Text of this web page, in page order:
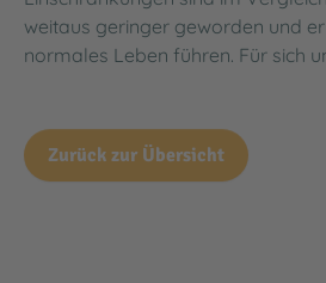
weitaus geringer geworden und
normales Leben führen. Für sich
Zurück zur Übersicht